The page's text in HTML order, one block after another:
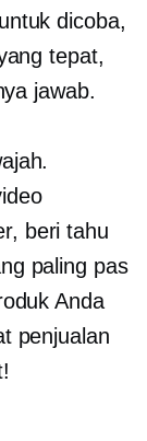
dicoba,
tepat,
jawab.
beri tahu
paling pas
Anda
penjualan